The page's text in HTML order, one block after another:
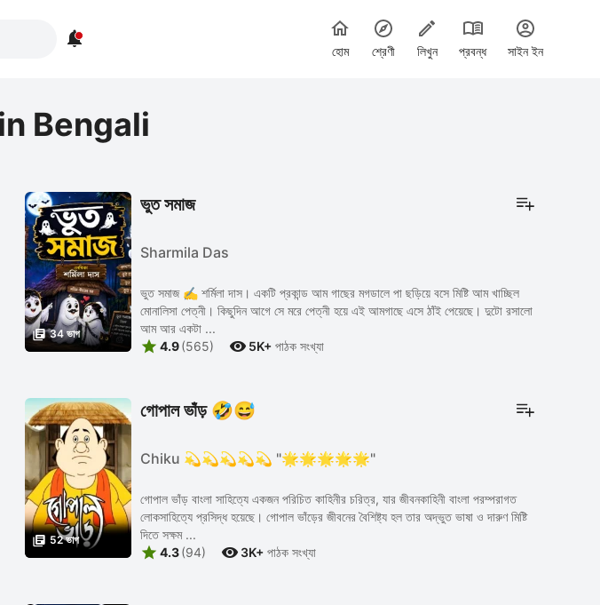

হোম শ্রেণী লিখুন প্রবন্ধ সাইন ইন
Bengali
 34 ভাগ
ভুত সমাজ
Sharmila Das
ভুত সমাজ ✍️ শর্মিলা দাস। একটি প্রকান্ড আম গাছের মগডালে পা ছড়িয়ে বসে মিষ্টি আম খাচ্ছিল
মোনালিসা পেত্নী। কিছুদিন আগে সে মরে পেত্নী হয়ে এই আমগাছে এসে ঠাঁই পেয়েছে। দুটো রসালো
আম আর একটা ...
 4.9(565)  5K+ পাঠক সংখ্যা
 52 ভাগ
গোপাল ভাঁড় 🤣😅
Chiku 💫💫💫💫💫 "🌟🌟🌟🌟🌟"
গোপাল ভাঁড় বাংলা সাহিত্যে একজন পরিচিত কাহিনীর চরিত্র, যার জীবনকাহিনী বাংলা পরম্পরাগত
লোকসাহিত্যে প্রসিদ্ধ হয়েছে। গোপাল ভাঁড়ের জীবনের বৈশিষ্ট্য হল তার অদ্ভুত ভাষা ও দারুণ মিষ্টি
দিতে সক্ষম ...
 4.3(94)  3K+ পাঠক সংখ্যা